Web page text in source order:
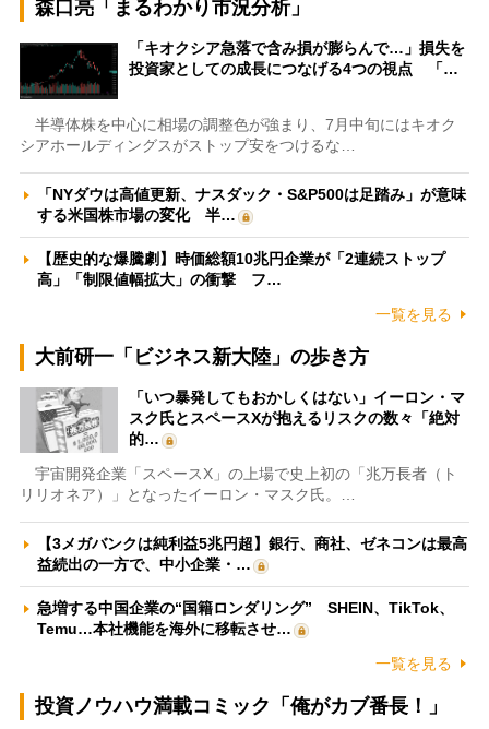
森口亮「まるわかり市況分析」
「キオクシア急落で含み損が膨らんで…」損失を
投資家としての成長につなげる4つの視点 「…
半導体株を中心に相場の調整色が強まり、7月中旬にはキオク
シアホールディングスがストップ安をつけるな…
「NYダウは高値更新、ナスダック・S&P500は足踏み」が意味
する米国株市場の変化 半…
【歴史的な爆騰劇】時価総額10兆円企業が「2連続ストップ
高」「制限値幅拡大」の衝撃 フ…
一覧を見る
大前研一「ビジネス新大陸」の歩き方
「いつ暴発してもおかしくはない」イーロン・マ
スク氏とスペースXが抱えるリスクの数々「絶対
的…
宇宙開発企業「スペースX」の上場で史上初の「兆万長者（ト
リリオネア）」となったイーロン・マスク氏。…
【3メガバンクは純利益5兆円超】銀行、商社、ゼネコンは最高
益続出の一方で、中小企業・…
急増する中国企業の“国籍ロンダリング” SHEIN、TikTok、
Temu…本社機能を海外に移転させ…
一覧を見る
投資ノウハウ満載コミック「俺がカブ番長！」